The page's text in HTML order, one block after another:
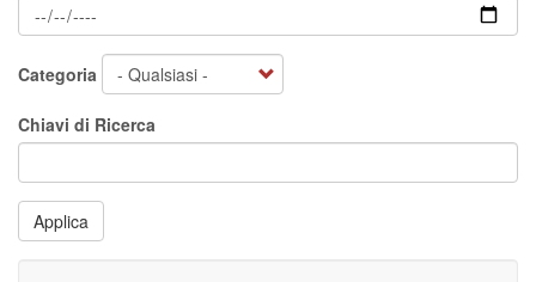
Categoria
Chiavi di Ricerca
Applica